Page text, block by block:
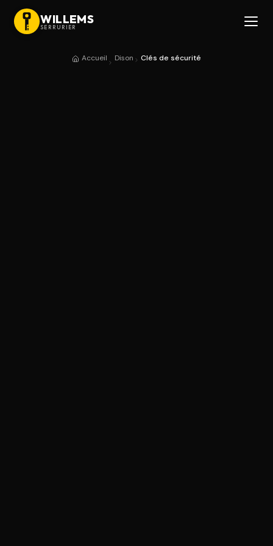
WILLEMS
SERRURIER
Accueil Dison Clés de sécurité